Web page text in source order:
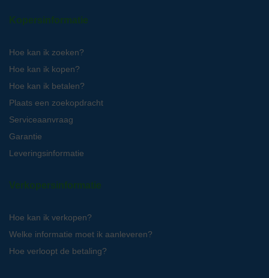
Kopersinformatie
Hoe kan ik zoeken?
Hoe kan ik kopen?
Hoe kan ik betalen?
Plaats een zoekopdracht
Serviceaanvraag
Garantie
Leveringsinformatie
Verkopersinformatie
Hoe kan ik verkopen?
Welke informatie moet ik aanleveren?
Hoe verloopt de betaling?